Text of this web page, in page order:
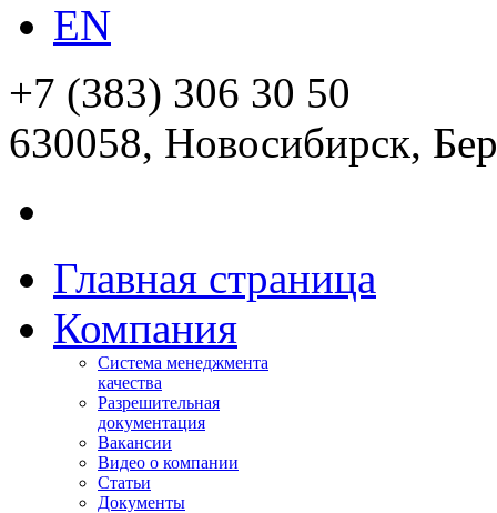
EN
+7 (383) 306 30 50
630058, Новосибирск,
Главная страница
Компания
Система менеджмента
качества
Разрешительная
документация
Вакансии
Видео о компании
Статьи
Документы